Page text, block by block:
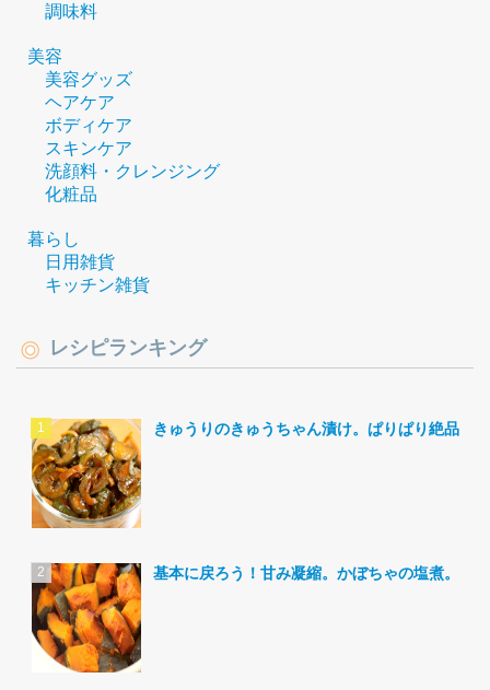
調味料
美容
美容グッズ
ヘアケア
ボディケア
スキンケア
洗顔料・クレンジング
化粧品
暮らし
日用雑貨
キッチン雑貨
レシピランキング
きゅうりのきゅうちゃん漬け。ぱりぱり絶品。
基本に戻ろう！甘み凝縮。かぼちゃの塩煮。